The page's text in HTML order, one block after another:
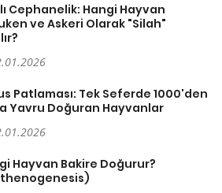
Cephanelik: Hangi Hayvan
ve Askeri Olarak "Silah"
Patlaması: Tek Seferde 1000'den
Yavru Doğuran Hayvanlar
Hayvan Bakire Doğurur?